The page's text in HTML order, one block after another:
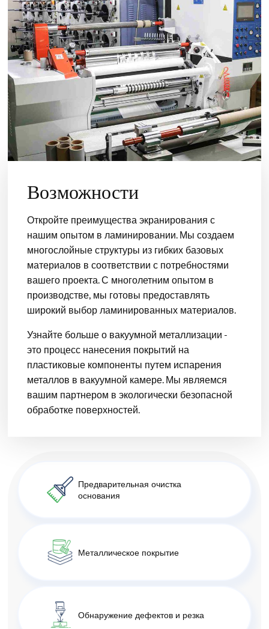
Возможности
Откройте преимущества экранирования с
нашим опытом в ламинировании. Мы создаем
многослойные структуры из гибких базовых
материалов в соответствии с потребностями
вашего проекта. С многолетним опытом в
производстве, мы готовы предоставлять
широкий выбор ламинированных материалов.
Узнайте больше о вакуумной металлизации -
это процесс нанесения покрытий на
пластиковые компоненты путем испарения
металлов в вакуумной камере. Мы являемся
вашим партнером в экологически безопасной
обработке поверхностей.
Предварительная очистка
основания
Металлическое покрытие
Обнаружение дефектов и резка